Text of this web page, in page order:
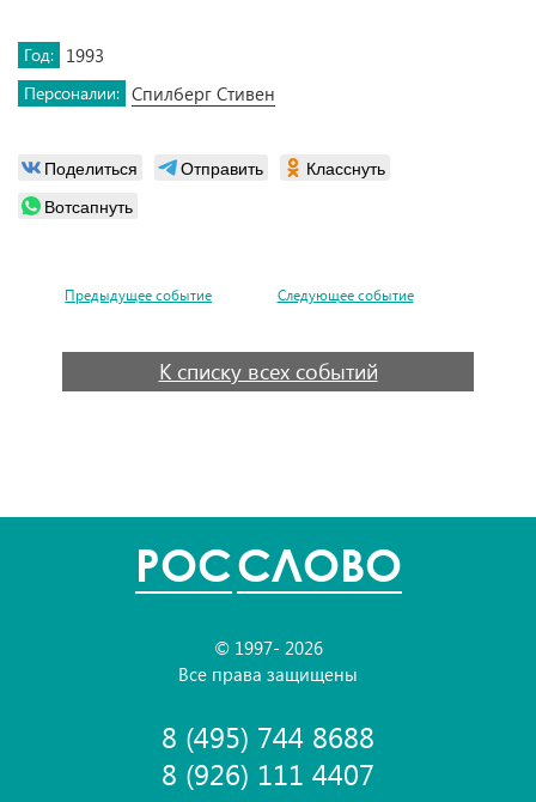
Год: 1993
Персоналии: Спилберг Стивен
Поделиться Отправить
Класснуть
Вотсапнуть
Предыдущее событие Следующее событие
К списку всех событий
POCСЛОВО
© 1997- 2026
Все права защищены
8 (495) 744 8688
8 (926) 111 4407